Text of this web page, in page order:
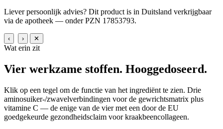
Liever persoonlijk advies? Dit product is in Duitsland verkrijgbaar
via de apotheek — onder PZN 17853793.
‹ › ✕
Wat erin zit
Vier werkzame stoffen. Hooggedoseerd.
Klik op een tegel om de functie van het ingrediënt te zien. Drie
aminosuiker-/zwavelverbindingen voor de gewrichtsmatrix plus
vitamine C — de enige van de vier met een door de EU
goedgekeurde gezondheidsclaim voor kraakbeencollageen.